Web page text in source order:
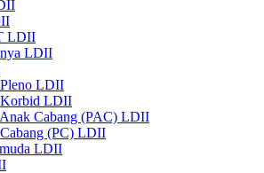
LDII
LDII
LDII
Korbid LDII
Cabang (PAC) LDII
(PC) LDII
LDII